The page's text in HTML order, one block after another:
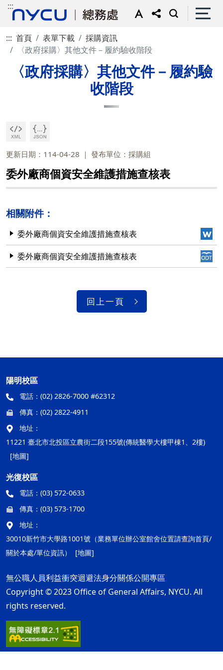
:::
::: 首頁 表單下載
採購資訊
〈政府採購〉其他文件－履約驗收階段
〈政府採購〉其他文件－履約驗
收階段
更新日期：114-04-28 發布單位：採購組
委外廠商個資安全維護措施查核表
相關附件：
委外廠商個資安全維護措施查核表
委外廠商個資安全維護措施查核表
回上一頁
陽明校區
電話： (02) 2826-7000 #62312
傳真： (02) 2822-4911
地址：
11221 臺北市北投區立農街二段155號(傳統醫學大樓甲棟1、2樓)
[地圖]
光復校區
電話： (03) 572-0633
傳真： (03) 573-1700
地址：
30010新竹市大學路1001號（業務單位辦公室館舍位置請查詢首頁/
關於本處/單位資訊）
[地圖]
無公職人員利益衝突迴避法身分關係公開專區
Copyright © 2023 Office of General Affairs, NYCU. All
rights reserved.